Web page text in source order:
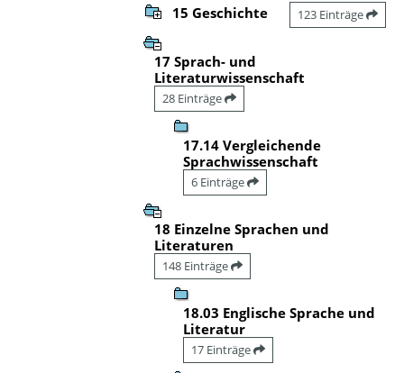
15 Geschichte 123 Einträge
17 Sprach- und
Literaturwissenschaft
28 Einträge
17.14 Vergleichende
Sprachwissenschaft
6 Einträge
18 Einzelne Sprachen und
Literaturen
148 Einträge
18.03 Englische Sprache und
Literatur
17 Einträge